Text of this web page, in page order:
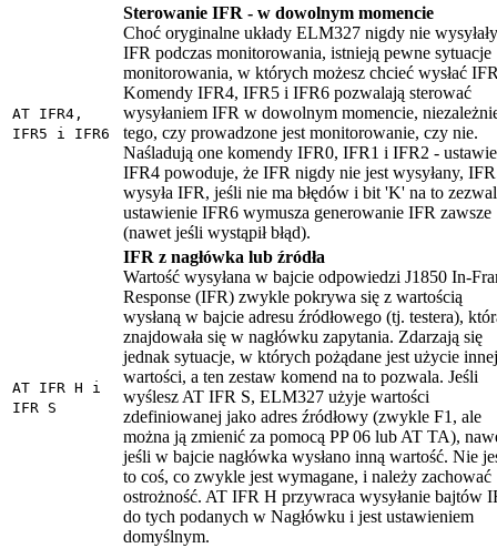
AT IFR4,
IFR5 i IFR6
Sterowanie IFR - w dowolnym momencie
Choć oryginalne układy ELM327 nigdy nie wysyłały
IFR podczas monitorowania, istnieją pewne sytuacje
monitorowania, w których możesz chcieć wysłać
Komendy IFR4, IFR5 i IFR6 pozwalają sterować
wysyłaniem IFR w dowolnym momencie,
tego, czy prowadzone jest monitorowanie, czy nie.
Naśladują one komendy IFR0, IFR1 i IFR2 -
IFR4 powoduje, że IFR nigdy nie jest wysyłany,
wysyła IFR, jeśli nie ma błędów i bit 'K' na to
ustawienie IFR6 wymusza generowanie IFR zawsze
(nawet jeśli wystąpił błąd).
AT IFR H i
IFR S
IFR z nagłówka lub źródła
Wartość wysyłana w bajcie odpowiedzi J1850 In-
Response (IFR) zwykle pokrywa się z wartością
wysłaną w bajcie adresu źródłowego (tj. testera),
znajdowała się w nagłówku zapytania. Zdarzają się
jednak sytuacje, w których pożądane jest użycie innej
wartości, a ten zestaw komend na to pozwala. Jeśli
wyślesz AT IFR S, ELM327 użyje wartości
zdefiniowanej jako adres źródłowy (zwykle F1, ale
można ją zmienić za pomocą PP 06 lub AT TA),
jeśli w bajcie nagłówka wysłano inną wartość. Nie
to coś, co zwykle jest wymagane, i należy zachować
ostrożność. AT IFR H przywraca wysyłanie bajtów
do tych podanych w Nagłówku i jest ustawieniem
domyślnym.